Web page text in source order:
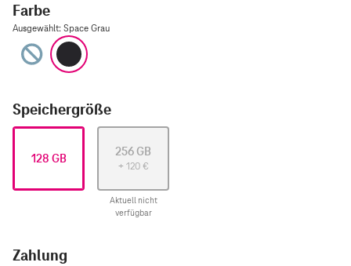
Farbe
Ausgewählt: Space Grau
Blau
Speichergröße
128 GB 256 GB
+ 120 €
Aktuell nicht
verfügbar
Zahlung